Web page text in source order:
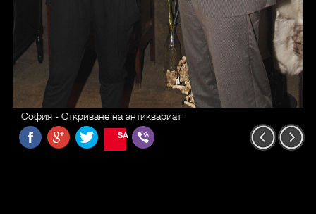
София - Откриване на антиквариат
SAVE